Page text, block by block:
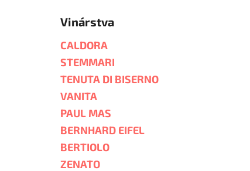
Vinárstva
CALDORA
STEMMARI
TENUTA DI BISERNO
VANITA
PAUL MAS
BERNHARD EIFEL
BERTIOLO
ZENATO